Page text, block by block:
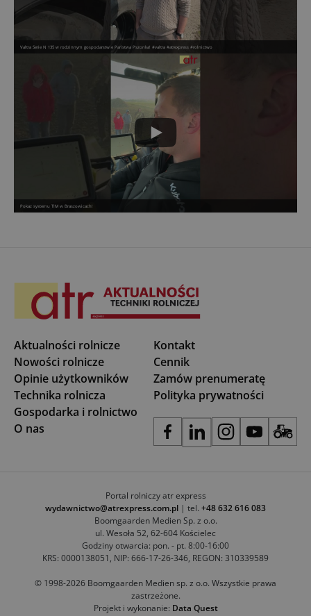
Valtra Serie N 135 w rodzinnym gospodarstwie Państwa Pszonka! #valtra #atrexpress #rolnictwo
Pokaz systemu TIM w Braszowicach!
Aktualności rolnicze
Nowości rolnicze
Opinie użytkowników
Technika rolnicza
Gospodarka i rolnictwo
O nas
Kontakt
Cennik
Zamów prenumeratę
Polityka prywatności
Portal rolniczy atr express
wydawnictwo@atrexpress.com.pl | tel. +48 632 616 083
Boomgaarden Medien Sp. z o.o.
ul. Wesoła 52, 62-604 Kościelec
Godziny otwarcia: pon. - pt. 8:00-16:00
KRS: 0000138051, NIP: 666-17-26-346, REGON: 310339589
© 1998-2026 Boomgaarden Medien sp. z o.o. Wszystkie prawa
zastrzeżone.
Projekt i wykonanie: Data Quest